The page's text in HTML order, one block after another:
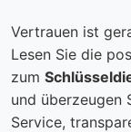
Vertrauen ist
Lesen Sie die
zum
und überzeugen
Service,